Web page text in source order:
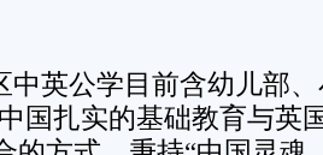
英公学目前含幼儿部、
国扎实的基础教育与英